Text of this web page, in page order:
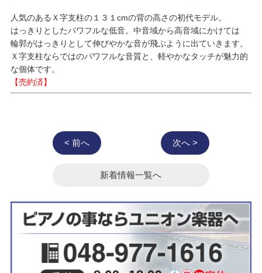
人気のあるＸ字支柱の１３１cmの背の高さの初代モデル。
はっきりとしたパワフルな低音。中音域から高音域にかけては
輪郭がはっきりとして伸びやかな音が飛ぶように出ていきます。
Ｘ字支柱ならではのパワフルな音質と、軽やかなタッチが魅力的
な個体です。
【売約済】
< 前へ 次へ >
新着情報一覧へ